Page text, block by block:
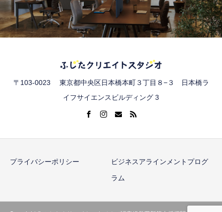
〒103-0023 東京都中央区日本橋本町３丁目８−３ 日本橋ラ
イフサイエンスビルディング 3
プライバシーポリシー ビジネスアラインメントプログ
ラム